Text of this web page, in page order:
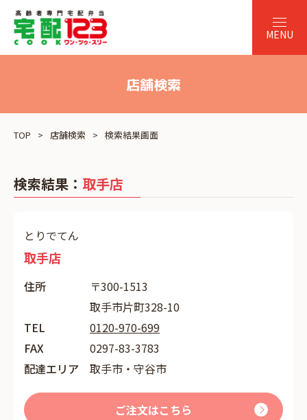
店舗検索
TOP 店舗検索 検索結果画面
検索結果： 取手店
とりでてん
取手店
住所
〒300-1513
取手市片町328-10
TEL
0120-970-699
FAX
0297-83-3783
配達エリア
取手市・守谷市
ご注文はこちら